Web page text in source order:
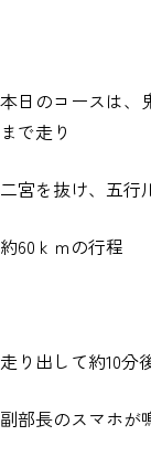
本日のコースは、
まで走り
二宮を抜け、五行
約60ｋｍの行程
走り出して約10分
副部長のスマホが